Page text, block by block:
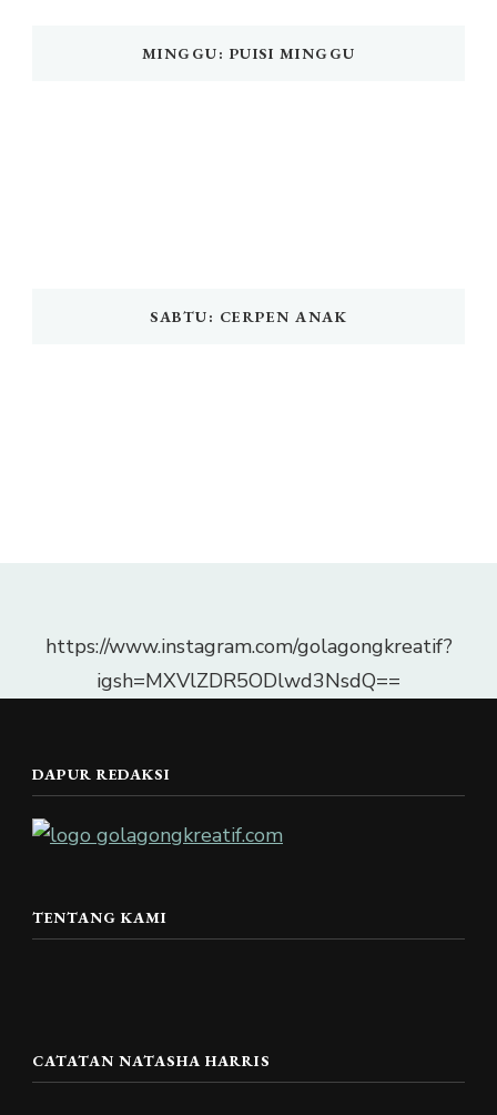
MINGGU: PUISI MINGGU
SABTU: CERPEN ANAK
https://www.instagram.com/golagongkreatif?
igsh=MXVlZDR5ODlwd3NsdQ==
DAPUR REDAKSI
TENTANG KAMI
CATATAN NATASHA HARRIS